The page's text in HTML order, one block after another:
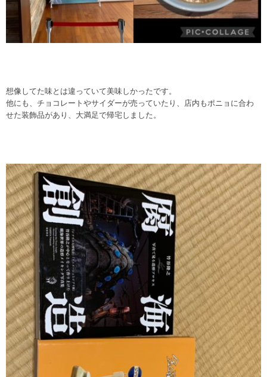
想像してた味とは違っていて美味しかったです。
他にも、チョコレートやサイダーが売っていたり、店内もポニョに合わ
せた装飾品があり、大満足で帰宅しました。